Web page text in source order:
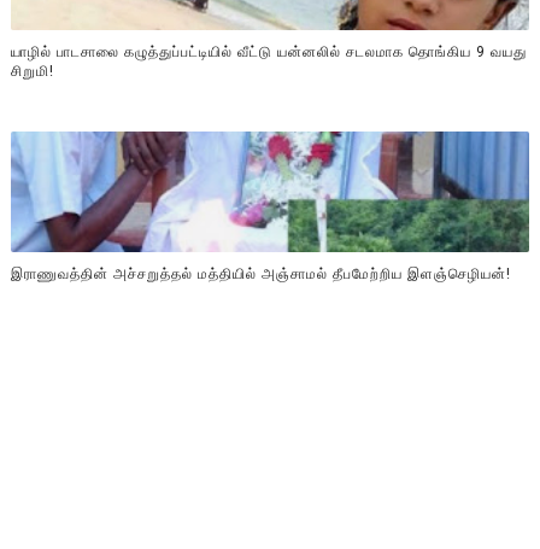
யாழில் பாடசாலை கழுத்துப்பட்டியில் வீட்டு யன்னலில் சடலமாக தொங்கிய 9 வயது
சிறுமி!
இராணுவத்தின் அச்சறுத்தல் மத்தியில் அஞ்சாமல் தீபமேற்றிய இளஞ்செழியன்!